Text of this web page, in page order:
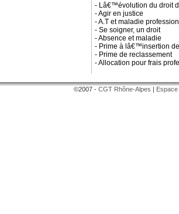
- Lâ€™évolution du droit
- Agir en justice
- A.T et maladie
- Se soigner, un droit
- Absence et maladie
- Prime à lâ€™insertion
- Prime de reclassement
- Allocation pour frais
©2007 - CGT Rhône-Alpes |